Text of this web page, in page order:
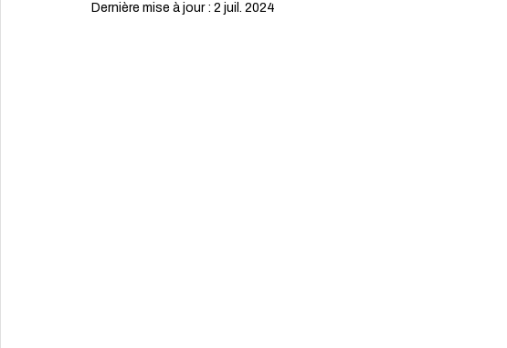
Dernière mise à jour : 2 juil. 2024